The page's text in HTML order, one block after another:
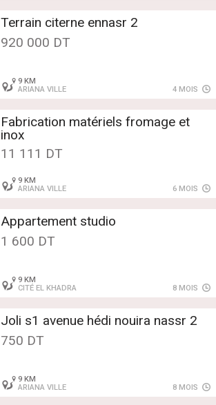
Terrain citerne ennasr 2
920 000 DT
9 KM
ARIANA VILLE
4 MOIS
Fabrication matériels fromage et
inox
11 111 DT
9 KM
ARIANA VILLE
6 MOIS
Appartement studio
1 600 DT
9 KM
CITÉ EL KHADRA
8 MOIS
Joli s1 avenue hédi nouira nassr 2
750 DT
9 KM
ARIANA VILLE
8 MOIS